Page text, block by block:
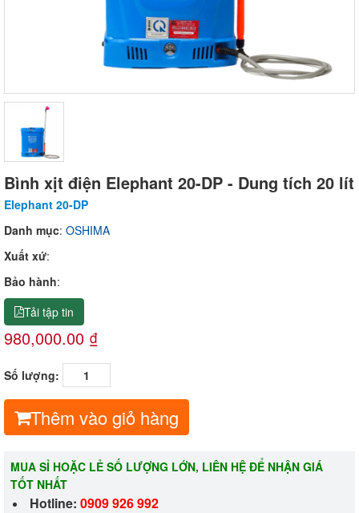
Bình xịt điện Elephant 20-DP - Dung tích 20 lít
Elephant 20-DP
Danh mục: OSHIMA
Xuất xứ:
Bảo hành:
Tải tập tin
980,000.00 ₫
Số lượng:
Thêm vào giỏ hàng
MUA SỈ HOẶC LẺ SỐ LƯỢNG LỚN, LIÊN HỆ ĐỂ NHẬN GIÁ
TỐT NHẤT
Hotline: 0909 926 992